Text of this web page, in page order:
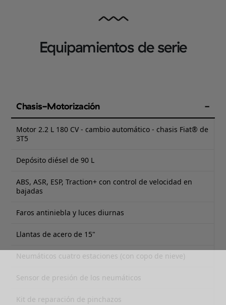
Equipamientos de serie
Chasis-Motorización
Motor 2.2 L 180 CV - cambio automático - chasis Fiat® de
3T5
Depósito diésel de 90 L
ABS, ASR, ESP, Traction+ con control de velocidad en
bajadas
Faros antiniebla y luces diurnas
Llantas de acero de 15"
Neumáticos cuatro estaciones (con copo de nieve)
Sensor de presión de los neumáticos
Kit de reparación de pinchazos